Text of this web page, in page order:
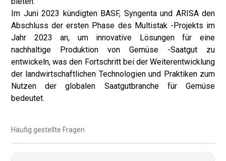
Im Juni 2023 kündigten BASF, Syngenta und ARISA den
Abschluss der ersten Phase des Multistak -Projekts im
Jahr 2023 an, um innovative Lösungen für eine
nachhaltige Produktion von Gemüse -Saatgut zu
entwickeln, was den Fortschritt bei der Weiterentwicklung
der landwirtschaftlichen Technologien und Praktiken zum
Nutzen der globalen Saatgutbranche für Gemüse
bedeutet.
Häufig gestellte Fragen